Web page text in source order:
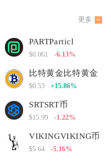
更多
PARTParticl
$0.061 -6.13%
比特黄金比特黄金
$0.53 +15.86%
SRTSRT币
$15.99 -1.22%
VIKINGVIKING币
$5.64 -5.16%